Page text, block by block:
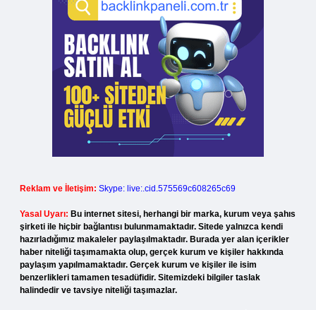
Reklam ve İletişim: Skype: live:.cid.575569c608265c69
Yasal Uyarı: Bu internet sitesi, herhangi bir marka, kurum veya şahıs
şirketi ile hiçbir bağlantısı bulunmamaktadır. Sitede yalnızca kendi
hazırladığımız makaleler paylaşılmaktadır. Burada yer alan içerikler
haber niteliği taşımamakta olup, gerçek kurum ve kişiler hakkında
paylaşım yapılmamaktadır. Gerçek kurum ve kişiler ile isim
benzerlikleri tamamen tesadüfidir. Sitemizdeki bilgiler taslak
halindedir ve tavsiye niteliği taşımazlar.